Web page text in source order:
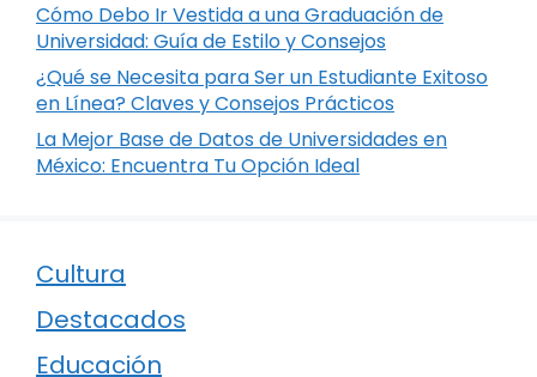
Cómo Debo Ir Vestida a una Graduación de
Universidad: Guía de Estilo y Consejos
¿Qué se Necesita para Ser un Estudiante Exitoso
en Línea? Claves y Consejos Prácticos
La Mejor Base de Datos de Universidades en
México: Encuentra Tu Opción Ideal
Cultura
Destacados
Educación